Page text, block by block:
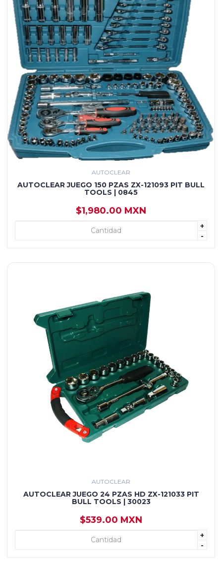
AUTOCLEAR
AUTOCLEAR JUEGO 150 PZAS ZX-121093 PIT BULL
TOOLS | 0845
$1,980.00 MXN
+
-
+ AGREGAR
AUTOCLEAR
AUTOCLEAR JUEGO 24 PZAS HD ZX-121033 PIT
BULL TOOLS | 30023
$539.00 MXN
+
-
+ AGREGAR